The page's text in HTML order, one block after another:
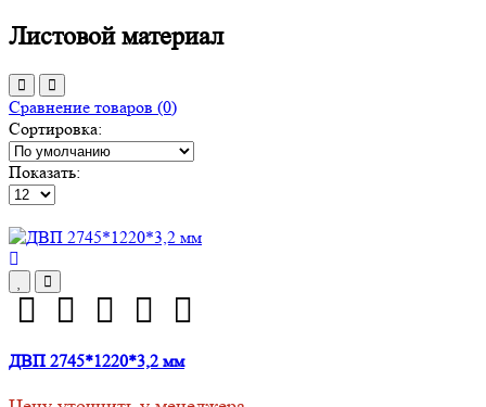
Листовой материал
Сравнение товаров (0)
Сортировка:
Показать:
ДВП 2745*1220*3,2 мм